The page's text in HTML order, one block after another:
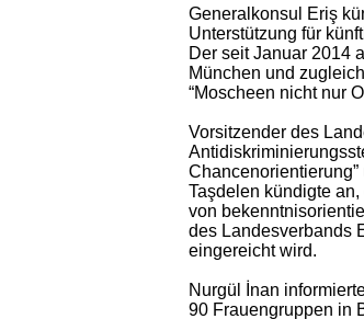
Generalkonsul Eriş
Unterstützung für
Der seit Januar 2014
München und
“Moscheen nicht nur
Vorsitzender des
Taşdelen kündigte
von
des Landesverbands
eingereicht wird.
Nurgül İnan
90 Frauengruppen in